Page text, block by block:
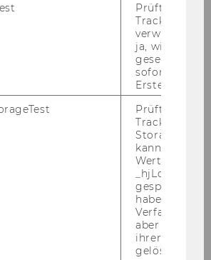
VERZETNITSCH Fritz (1945-2024),
Präsident des Österreichischen
Gewerkschaftsbundes i. R.,
Abgeordneter zum Nationalrat a.
VRANITZKY Franz (geb. 1937),
Dkfm. Dr., Bundeskanzler der
Republik Österreich a. D.
JARNIK Hans D. (geb. 1923-2014),
Prüft, ob der
Tracking
verwenden
ja, wird ein
gesetzt. Wird
sofort nach
Erstellung
Prüft, ob der
Tracking
Storage
kann. Wenn
Wert 1
haben keine
Verfallszeit,
aber fast
ihrer
gelöscht.